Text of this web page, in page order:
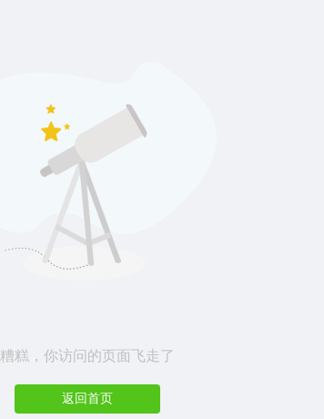
糟糕，你访问的页面飞走了
返回首页